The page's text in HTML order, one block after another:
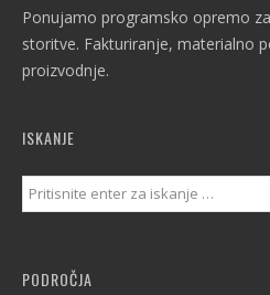
Ponujamo programsko opremo
storitve. Fakturiranje, materialno
proizvodnje.
ISKANJE
PODROČJA